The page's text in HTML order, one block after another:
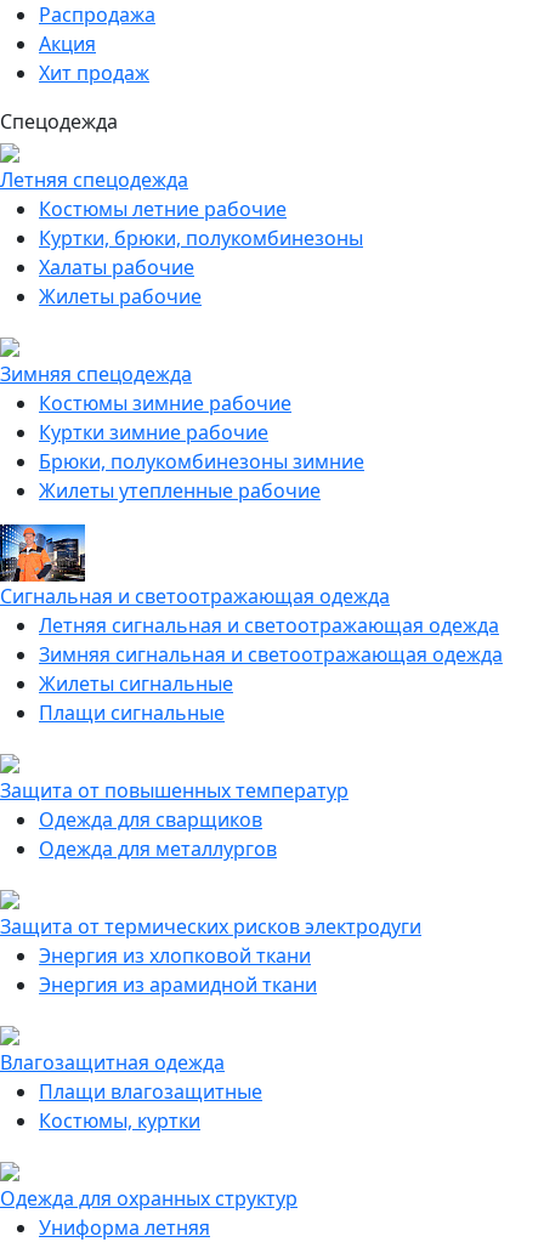
Распродажа
Акция
Хит продаж
Спецодежда
Летняя спецодежда
Костюмы летние рабочие
Куртки, брюки, полукомбинезоны
Халаты рабочие
Жилеты рабочие
Зимняя спецодежда
Костюмы зимние рабочие
Куртки зимние рабочие
Брюки, полукомбинезоны зимние
Жилеты утепленные рабочие
Сигнальная и светоотражающая одежда
Летняя сигнальная и светоотражающая одежда
Зимняя сигнальная и светоотражающая одежда
Жилеты сигнальные
Плащи сигнальные
Защита от повышенных температур
Одежда для сварщиков
Одежда для металлургов
Защита от термических рисков электродуги
Энергия из хлопковой ткани
Энергия из арамидной ткани
Влагозащитная одежда
Плащи влагозащитные
Костюмы, куртки
Одежда для охранных структур
Униформа летняя